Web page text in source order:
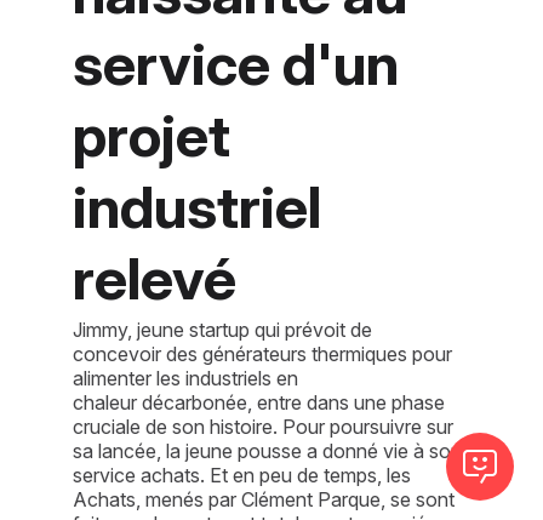
service d'un
projet
industriel
relevé
Jimmy, jeune startup qui prévoit de
concevoir des générateurs thermiques pour
alimenter les industriels en
chaleur décarbonée, entre dans une phase
cruciale de son histoire. Pour poursuivre sur
sa lancée, la jeune pousse a donné vie à son
service achats. Et en peu de temps, les
Achats, menés par Clément Parque, se sont